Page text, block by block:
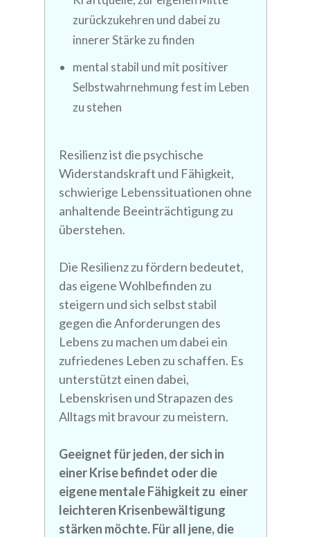
zurückzukehren und dabei zu
innerer Stärke zu finden
mental stabil und mit positiver
Selbstwahrnehmung fest im Leben
zu stehen
Resilienz ist die psychische
Widerstandskraft und Fähigkeit,
schwierige Lebenssituationen ohne
anhaltende Beeinträchtigung zu
überstehen.
Die Resilienz zu fördern bedeutet,
das eigene Wohlbefinden zu
steigern und sich selbst stabil
gegen die Anforderungen des
Lebens zu machen um dabei ein
zufriedenes Leben zu schaffen. Es
unterstützt einen dabei,
Lebenskrisen und Strapazen des
Alltags mit bravour zu meistern.
Geeignet für jeden, der sich in
einer Krise befindet oder die
eigene mentale Fähigkeit zu einer
leichteren Krisenbewältigung
stärken möchte. Für all jene, die